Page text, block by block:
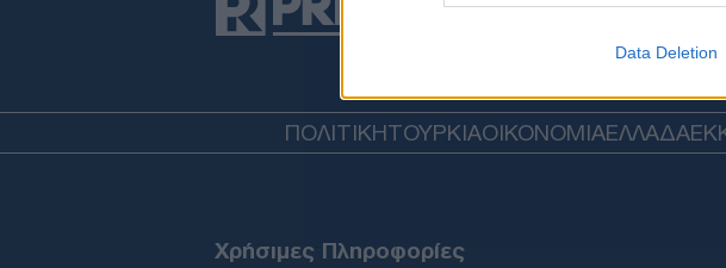
Data Deletion
ΠΟΛΙΤΙΚΗΤΟΥΡΚΙΑΟΙΚΟΝΟΜΙΑΕΛΛΑΔΑ
Χρήσιμες Πληροφορίες